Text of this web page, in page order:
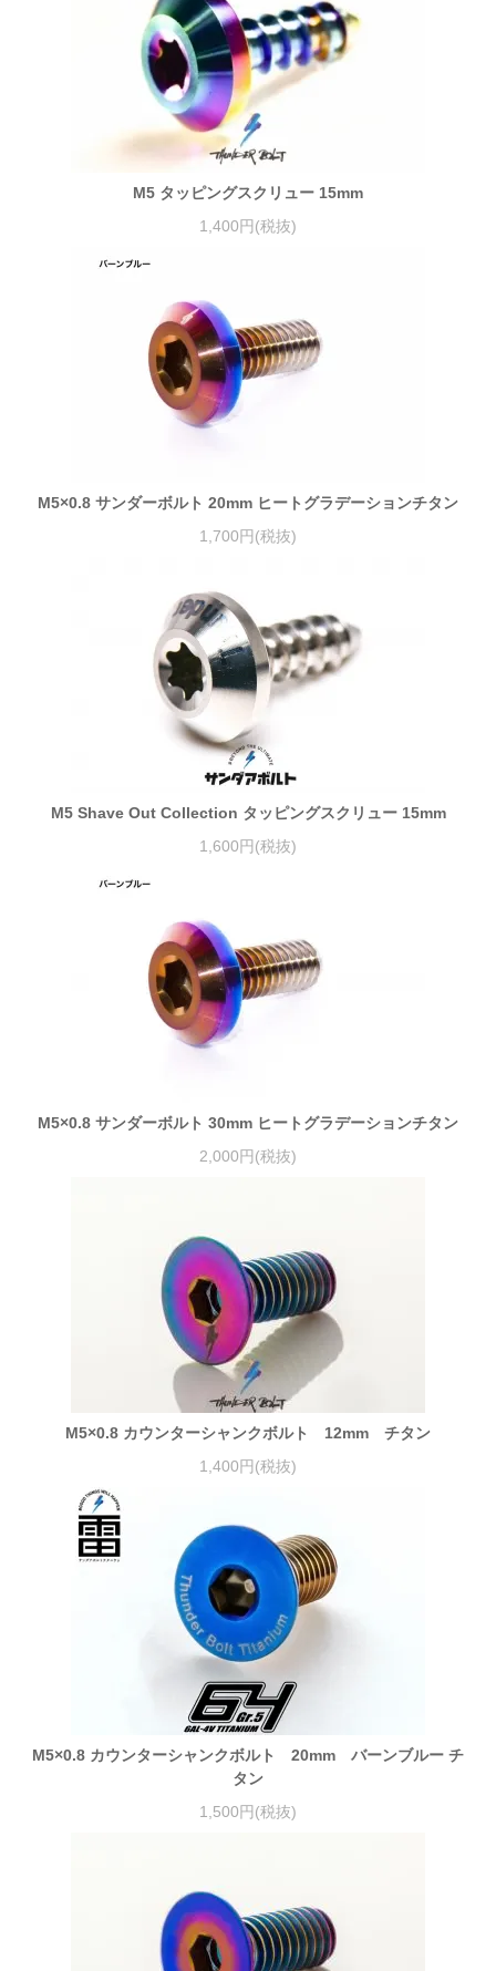
M5 タッピングスクリュー 15mm
1,400円(税抜)
M5×0.8 サンダーボルト 20mm ヒートグラデーションチタン
1,700円(税抜)
M5 Shave Out Collection タッピングスクリュー 15mm
1,600円(税抜)
M5×0.8 サンダーボルト 30mm ヒートグラデーションチタン
2,000円(税抜)
M5×0.8 カウンターシャンクボルト 12mm チタン
1,400円(税抜)
M5×0.8 カウンターシャンクボルト 20mm バーンブルー チ
タン
1,500円(税抜)